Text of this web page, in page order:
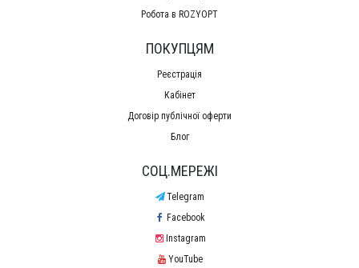
Робота в ROZYOPT
ПОКУПЦЯМ
Реєстрація
Кабінет
Договір публічної оферти
Блог
СОЦ.МЕРЕЖІ
Telegram
Facebook
Instagram
YouTube